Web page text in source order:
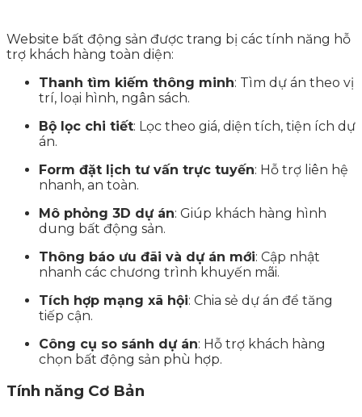
Website bất động sản được trang bị các tính năng hỗ
trợ khách hàng toàn diện:
Thanh tìm kiếm thông minh: Tìm dự án theo vị
trí, loại hình, ngân sách.
Bộ lọc chi tiết: Lọc theo giá, diện tích, tiện ích dự
án.
Form đặt lịch tư vấn trực tuyến: Hỗ trợ liên hệ
nhanh, an toàn.
Mô phỏng 3D dự án: Giúp khách hàng hình
dung bất động sản.
Thông báo ưu đãi và dự án mới: Cập nhật
nhanh các chương trình khuyến mãi.
Tích hợp mạng xã hội: Chia sẻ dự án để tăng
tiếp cận.
Công cụ so sánh dự án: Hỗ trợ khách hàng
chọn bất động sản phù hợp.
Tính năng Cơ Bản